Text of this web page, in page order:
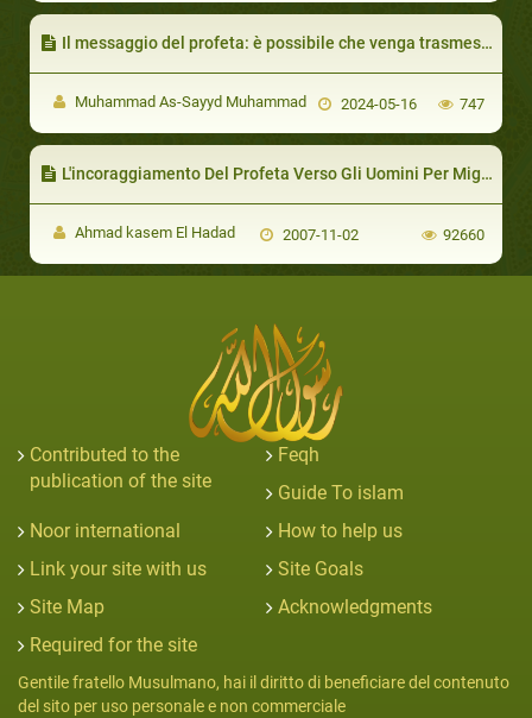
Il messaggio del profeta: è possibile che venga trasmesso da un analfabeta?
Muhammad As-Sayyd Muhammad 2024-05-16 747
L'incoraggiamento Del Profeta Verso Gli Uomini Per Migliorare I Rapporti Coniugali Con Le Proprie Mogli
Ahmad kasem El Hadad 2007-11-02 92660
Contributed to the
publication of the site
Feqh
Guide To islam
Noor international
How to help us
Link your site with us
Site Goals
Site Map
Acknowledgments
Required for the site
Gentile fratello Musulmano, hai il diritto di beneficiare del contenuto
del sito per uso personale e non commerciale